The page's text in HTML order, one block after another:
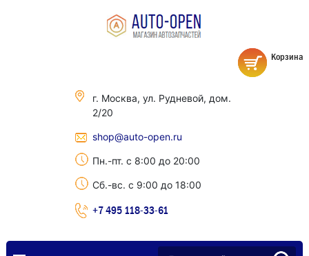
г. Москва, ул. Рудневой, дом.
2/20
shop@auto-open.ru
Пн.-пт. с 8:00 до 20:00
Сб.-вс. с 9:00 до 18:00
+7 495 118-33-61
Корзина